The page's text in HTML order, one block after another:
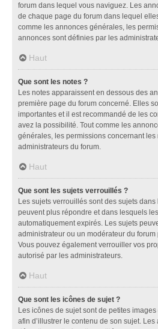
forum dans lequel vous naviguez. Les
de chaque page du forum dans lequel
comme les annonces générales, les
annonces sont définies par les
Haut
Que sont les notes ?
Les notes apparaissent en dessous des
première page du forum concerné. Elles
importantes et il est recommandé de les
avez la possibilité. Tout comme les
générales, les permissions concernant
administrateurs du forum.
Haut
Que sont les sujets verrouillés ?
Les sujets verrouillés sont des sujets
peuvent plus répondre et dans lesquels
automatiquement expirés. Les sujets
administrateur ou un modérateur du
Vous pouvez également verrouiller vos
autorisé par les administrateurs.
Haut
Que sont les icônes de sujet ?
Les icônes de sujet sont de petites
afin d’illustrer le contenu de son sujet.